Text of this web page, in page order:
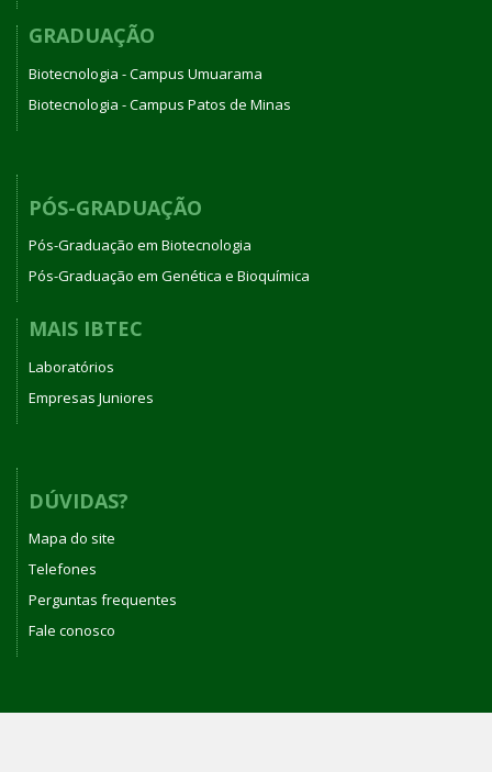
GRADUAÇÃO
Biotecnologia - Campus Umuarama
Biotecnologia - Campus Patos de Minas
PÓS-GRADUAÇÃO
Pós-Graduação em Biotecnologia
Pós-Graduação em Genética e Bioquímica
MAIS IBTEC
Laboratórios
Empresas Juniores
DÚVIDAS?
Mapa do site
Telefones
Perguntas frequentes
Fale conosco